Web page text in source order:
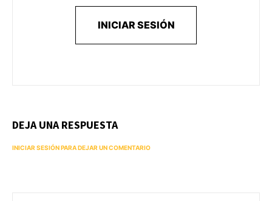
INICIAR SESIÓN
DEJA UNA RESPUESTA
INICIAR SESIÓN PARA DEJAR UN COMENTARIO